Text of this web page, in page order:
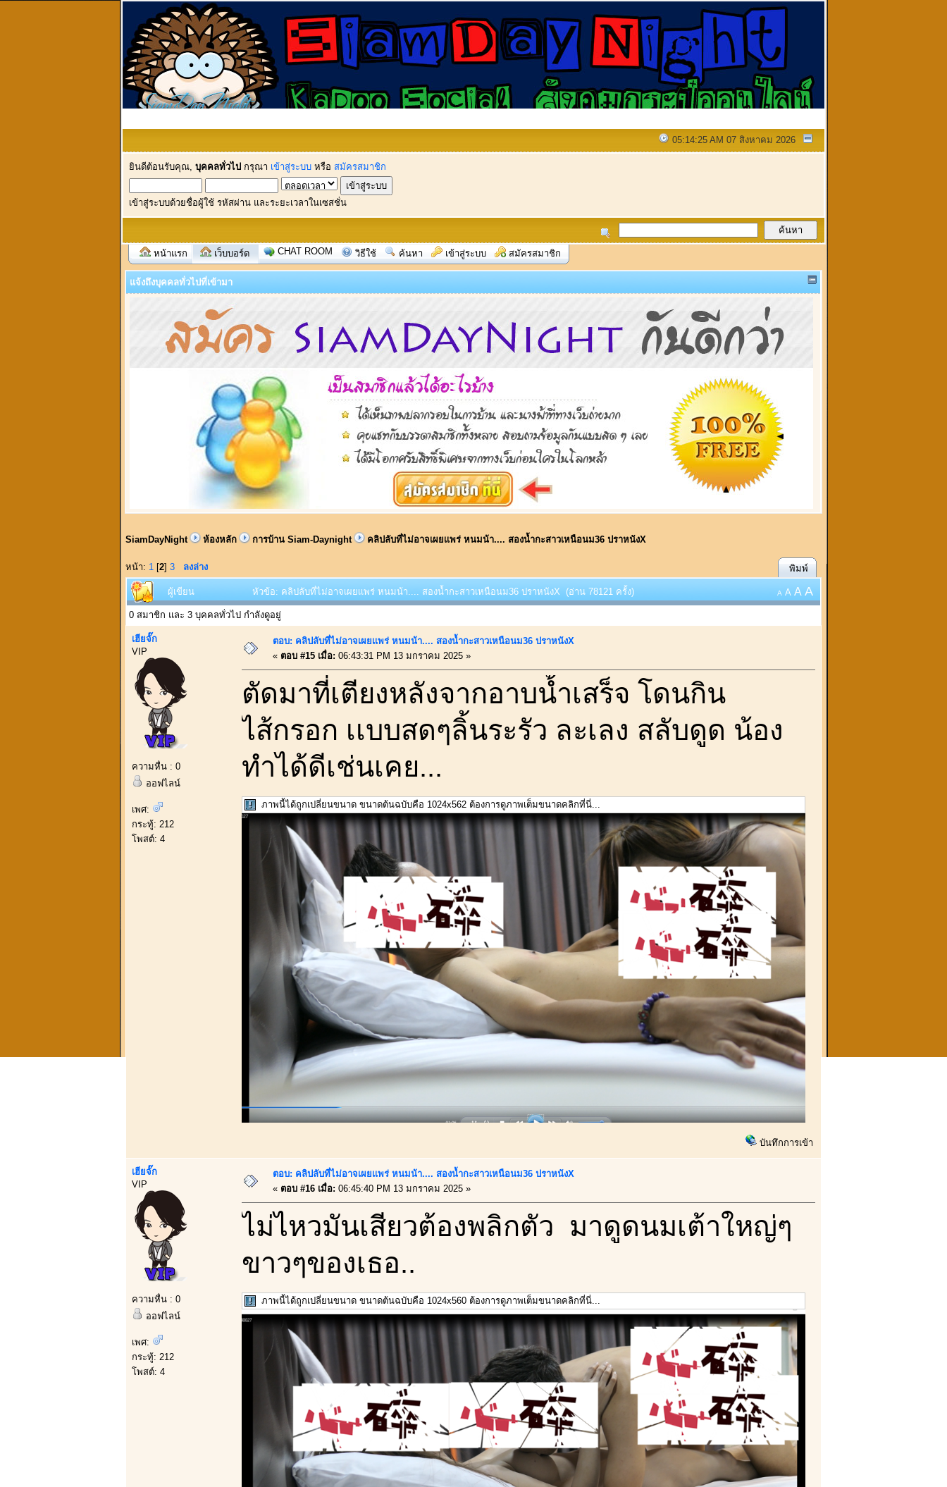
05:14:25 AM 07 สิงหาคม 2026
ยินดีต้อนรับคุณ, บุคคลทั่วไป กรุณา เข้าสู่ระบบ หรือ สมัครสมาชิก
เข้าสู่ระบบด้วยชื่อผู้ใช้ รหัสผ่าน และระยะเวลาในเซสชั่น
หน้าแรก เว็บบอร์ด CHAT ROOM วิธีใช้ ค้นหา เข้าสู่ระบบ สมัครสมาชิก
แจ้งถึงบุคคลทั่วไปที่เข้ามา
SiamDayNight ห้องหลัก การบ้าน Siam-Daynight คลิปลับที่ไม่อาจเผยเเพร่ หนมน้า.... สองน้ำกะสาวเหนือนม36 ปราหนังX
หน้า: 1 [2] 3 ลงล่าง พิมพ์
ผู้เขียน หัวข้อ: คลิปลับที่ไม่อาจเผยเเพร่ หนมน้า.... สองน้ำกะสาวเหนือนม36 ปราหนังX (อ่าน 78121 ครั้ง) A A A A
0 สมาชิก และ 3 บุคคลทั่วไป กำลังดูอยู่
เฮียจั๊ก
VIP
ความหื่น : 0
ออฟไลน์
เพศ:
กระทู้: 212
โพสต์: 4
ตอบ: คลิปลับที่ไม่อาจเผยเเพร่ หนมน้า.... สองน้ำกะสาวเหนือนม36 ปราหนังX
« ตอบ #15 เมื่อ: 06:43:31 PM 13 มกราคม 2025 »
ตัดมาที่เตียงหลังจากอาบน้ำเสร็จ โดนกิน
ไส้กรอก เเบบสดๆลิ้นระรัว ละเลง สลับดูด น้อง
ทำได้ดีเช่นเคย...
ภาพนี้ได้ถูกเปลี่ยนขนาด ขนาดต้นฉบับคือ 1024x562 ต้องการดูภาพเต็มขนาดคลิกที่นี่...
บันทึกการเข้า
เฮียจั๊ก
VIP
ความหื่น : 0
ออฟไลน์
เพศ:
กระทู้: 212
โพสต์: 4
ตอบ: คลิปลับที่ไม่อาจเผยเเพร่ หนมน้า.... สองน้ำกะสาวเหนือนม36 ปราหนังX
« ตอบ #16 เมื่อ: 06:45:40 PM 13 มกราคม 2025 »
ไม่ไหวมันเสียวต้องพลิกตัว มาดูดนมเต้าใหญ่ๆ
ขาวๆของเธอ..
ภาพนี้ได้ถูกเปลี่ยนขนาด ขนาดต้นฉบับคือ 1024x560 ต้องการดูภาพเต็มขนาดคลิกที่นี่...